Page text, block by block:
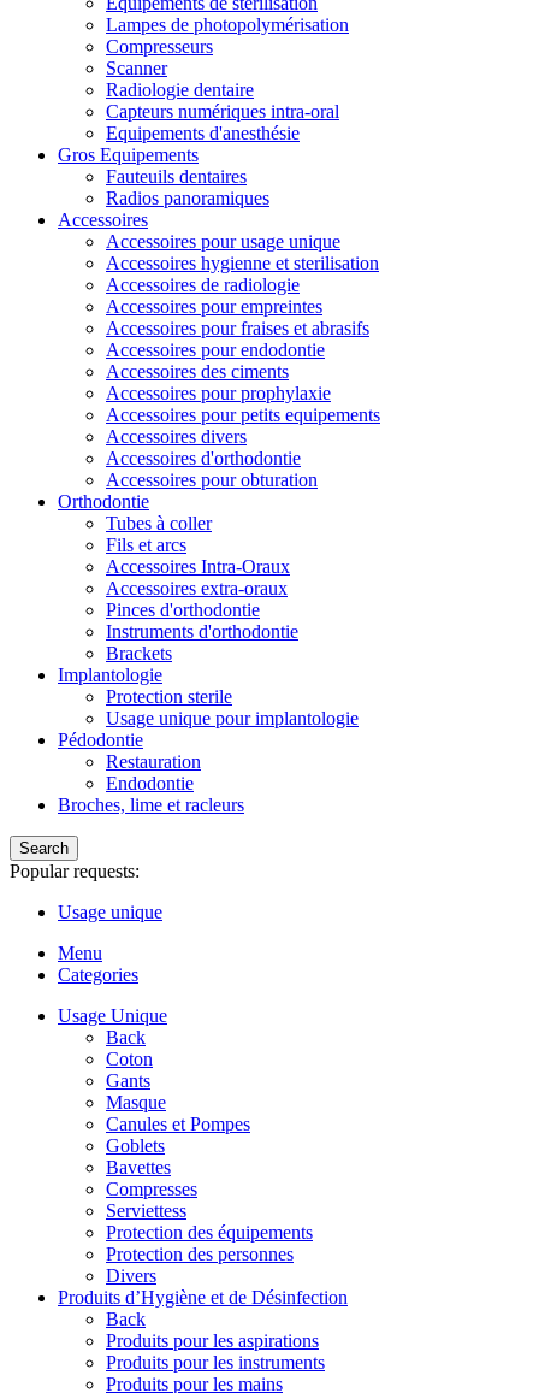
Lampes de photopolymérisation
Compresseurs
Scanner
Radiologie dentaire
Capteurs numériques intra-oral
Equipements d'anesthésie
Gros Equipements
Fauteuils dentaires
Radios panoramiques
Accessoires
Accessoires pour usage unique
Accessoires hygienne et sterilisation
Accessoires de radiologie
Accessoires pour empreintes
Accessoires pour fraises et abrasifs
Accessoires pour endodontie
Accessoires des ciments
Accessoires pour prophylaxie
Accessoires pour petits equipements
Accessoires divers
Accessoires d'orthodontie
Accessoires pour obturation
Orthodontie
Tubes à coller
Fils et arcs
Accessoires Intra-Oraux
Accessoires extra-oraux
Pinces d'orthodontie
Instruments d'orthodontie
Brackets
Implantologie
Protection sterile
Usage unique pour implantologie
Pédodontie
Restauration
Endodontie
Broches, lime et racleurs
Search
Popular requests:
Usage unique
Menu
Categories
Usage Unique
Back
Coton
Gants
Masque
Canules et Pompes
Goblets
Bavettes
Compresses
Serviettess
Protection des équipements
Protection des personnes
Divers
Produits d’Hygiène et de Désinfection
Back
Produits pour les aspirations
Produits pour les instruments
Produits pour les mains